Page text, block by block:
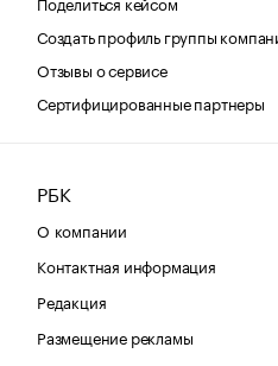
Создать профиль группы
Отзывы о сервисе
Сертифицированные партнеры
РБК
О компании
Контактная информация
Редакция
Размещение рекламы